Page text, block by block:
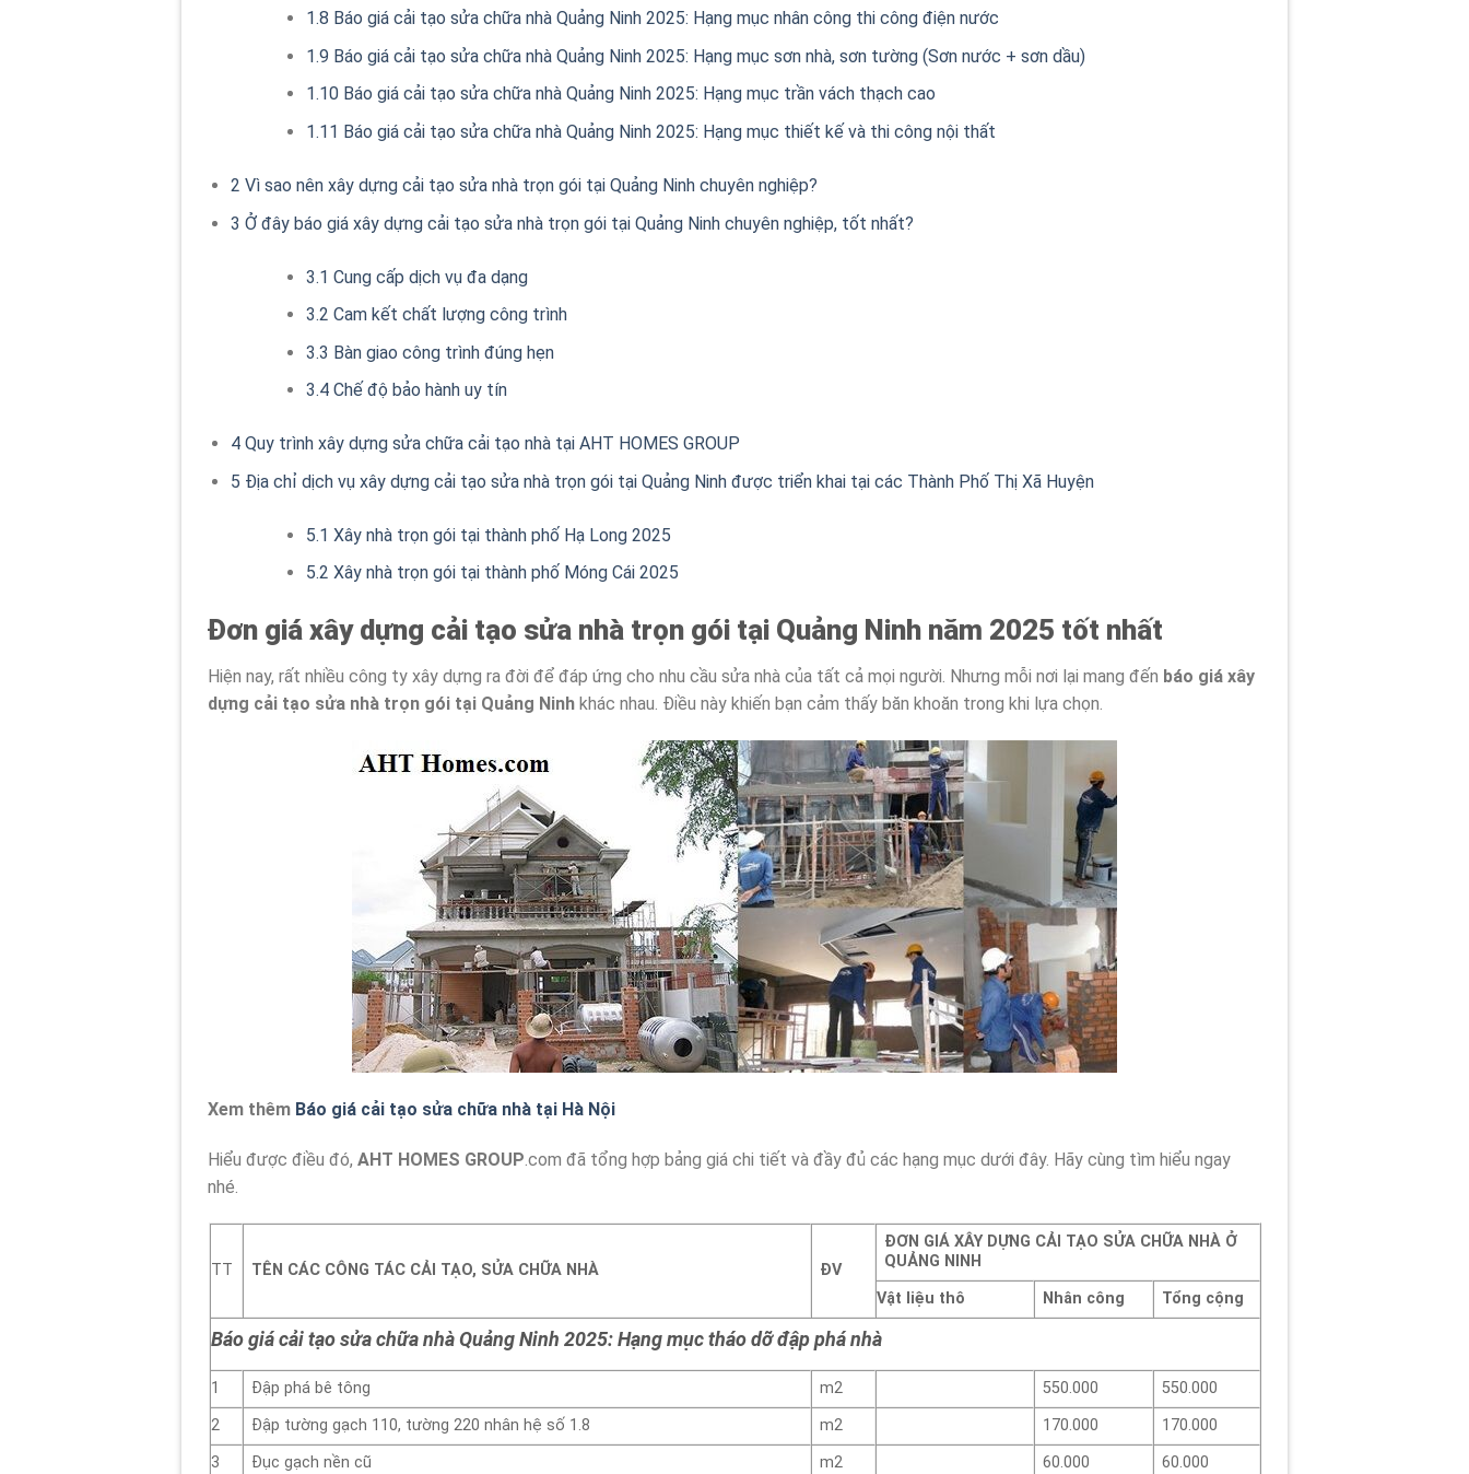
1.8 Báo giá cải tạo sửa chữa nhà Quảng Ninh 2025: Hạng mục nhân công thi công điện nước
1.9 Báo giá cải tạo sửa chữa nhà Quảng Ninh 2025: Hạng mục sơn nhà, sơn tường (Sơn nước + sơn dầu)
1.10Báo giá cải tạo sửa chữa nhà Quảng Ninh 2025: Hạng mục trần vách thạch cao
1.11 Báo giá cải tạo sửa chữa nhà Quảng Ninh 2025: Hạng mục thiết kế và thi công nội thất
2 Vì sao nên xây dựng cải tạo sửa nhà trọn gói tại Quảng Ninh chuyên nghiệp?
3 Ở đây báo giá xây dựng cải tạo sửa nhà trọn gói tại Quảng Ninh chuyên nghiệp, tốt nhất?
3.1 Cung cấp dịch vụ đa dạng
3.2 Cam kết chất lượng công trình
3.3 Bàn giao công trình đúng hẹn
3.4Chế độ bảo hành uy tín
4Quy trình xây dựng sửa chữa cải tạo nhà tại AHT HOMES GROUP
5 Địa chỉ dịch vụ xây dựng cải tạo sửa nhà trọn gói tại Quảng Ninh được triển khai tại các Thành Phố Thị Xã Huyện
5.1 Xây nhà trọn gói tại thành phố Hạ Long 2025
5.2 Xây nhà trọn gói tại thành phố Móng Cái 2025
Đơn giá xây dựng cải tạo sửa nhà trọn gói tại Quảng Ninh năm 2025 tốt nhất
Hiện nay, rất nhiều công ty xây dựng ra đời để đáp ứng cho nhu cầu sửa nhà của tất cả mọi người. Nhưng mỗi nơi lại mang đến báo giá xây
dựng cải tạo sửa nhà trọn gói tại Quảng Ninh khác nhau. Điều này khiến bạn cảm thấy băn khoăn trong khi lựa chọn.
Xem thêm Báo giá cải tạo sửa chữa nhà tại Hà Nội
Hiểu được điều đó,AHT HOMES GROUP .com đã tổng hợp bảng giá chi tiết và đầy đủ các hạng mục dưới đây. Hãy cùng tìm hiểu ngay
nhé.
TT TÊN CÁC CÔNG TÁC CẢI TẠO, SỬA CHỮA NHÀ ĐV
ĐƠN GIÁ XÂY DỰNG CẢI TẠO SỬA CHỮA NHÀ Ở
QUẢNG NINH
Vật liệu thô
Nhân công Tổng cộng
Báo giá cải tạo sửa chữa nhà Quảng Ninh 2025: Hạng mục tháo dỡ đập phá nhà
1 Đập phá bê tông m2 550.000
550.000
2
Đập tường gạch 110, tường 220 nhân hệ số 1.8 m2 170.000
170.000
3
Đục gạch nền cũ m2 60.000
60.000